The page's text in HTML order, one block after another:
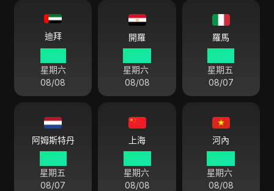
迪拜
星期六
08/08
開羅
星期六
08/08
羅馬
星期五
08/07
阿姆斯特丹
星期五
08/07
上海
星期六
08/08
河內
星期六
08/08